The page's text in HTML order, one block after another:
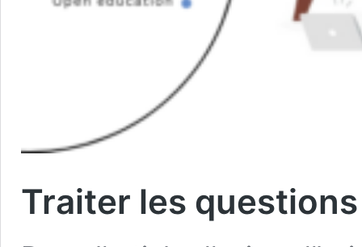
Traiter les